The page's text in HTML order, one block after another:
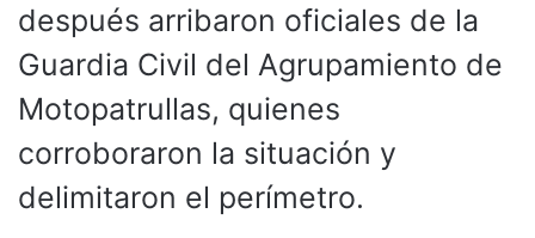
después arribaron oficiales de la
Guardia Civil del Agrupamiento de
Motopatrullas, quienes
corroboraron la situación y
delimitaron el perímetro.